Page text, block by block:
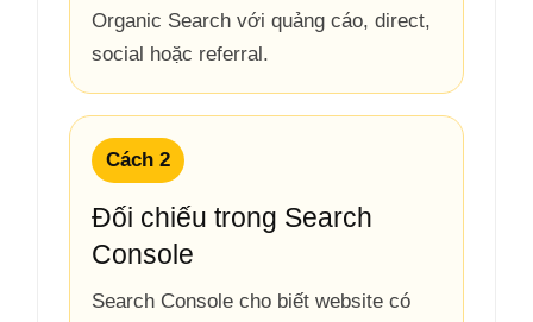
Organic Search với quảng cáo, direct,
social hoặc referral.
Cách 2
Đối chiếu trong Search
Console
Search Console cho biết website có